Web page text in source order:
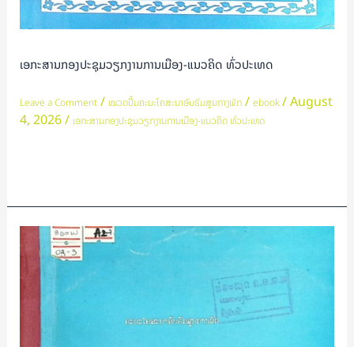
ເອກະສານກອງປະຊຸມວຽກງານການເມືອງ-ແນວຄິດ ທົ່ວປະເທດ
Leave a Comment / ໝວດປື້ມຄະນະໂຄສະນາອົບຮົມສູນກາງພັກ/ ebook/August
4, 2026/ ເອກະສານກອງປະຊຸມວຽກງານການເມືອງ-ແນວຄິດ ທົ່ວປະເທດ
ເອກະສານ
ກອງ
ປະຊຸມ
ໂຄສະນາ
ອົບຮົມ